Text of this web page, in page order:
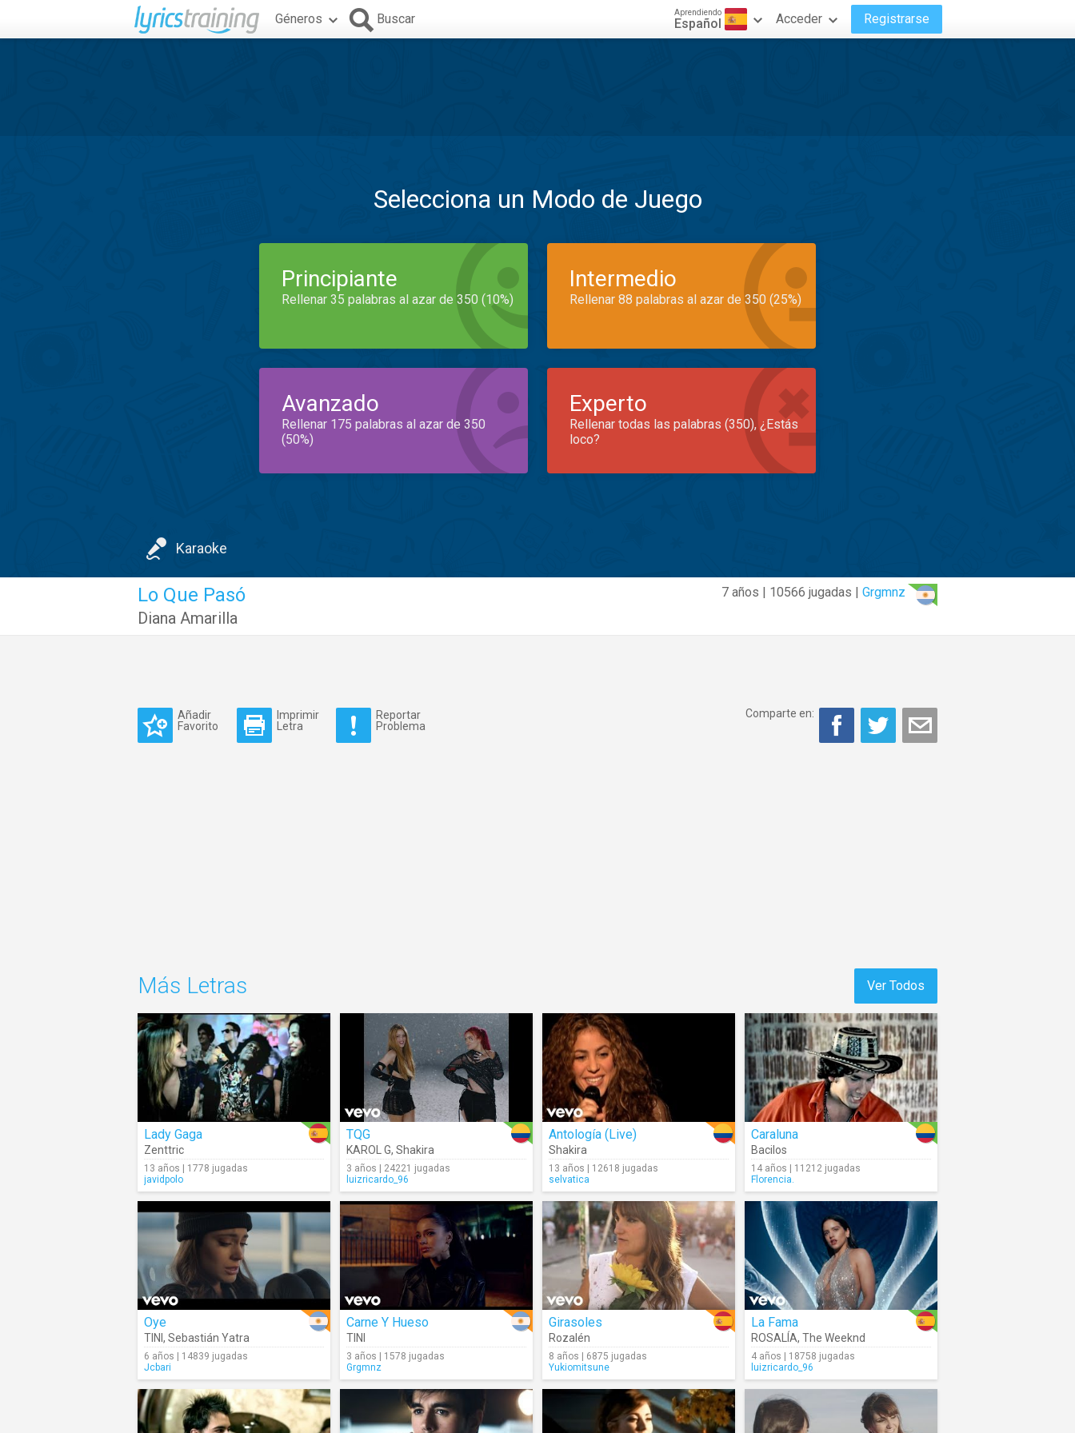
Géneros Buscar Aprendiendo
Español Acceder Registrarse
Selecciona un Modo de Juego
Principiante
Rellenar 35 palabras al azar de 350 (10%)
Intermedio
Rellenar 88 palabras al azar de 350 (25%)
Avanzado
Rellenar 175 palabras al azar de 350
(50%)
Experto
Rellenar todas las palabras (350), ¿Estás
loco?
Karaoke
7 años | 10566 jugadas | Grgmnz
Lo Que Pasó
Diana Amarilla
Añadir
Favorito
Imprimir
Letra
Reportar
Problema
Comparte en:
Ver Todos
Más Letras
Lady Gaga
Zenttric
13 años | 1778 jugadas
javidpolo
TQG
KAROL G, Shakira
3 años | 24221 jugadas
luizricardo_96
Antología (Live)
Shakira
13 años | 12618 jugadas
selvatica
Caraluna
Bacilos
14 años | 11212 jugadas
Florencia.
Oye
TINI , Sebastián Yatra
6 años | 14839 jugadas
Jcbari
Carne Y Hueso
TINI
3 años | 1578 jugadas
Grgmnz
Girasoles
Rozalén
8 años | 6875 jugadas
Yukiomitsune
La Fama
ROSALÍA, The Weeknd
4 años | 18758 jugadas
luizricardo_96